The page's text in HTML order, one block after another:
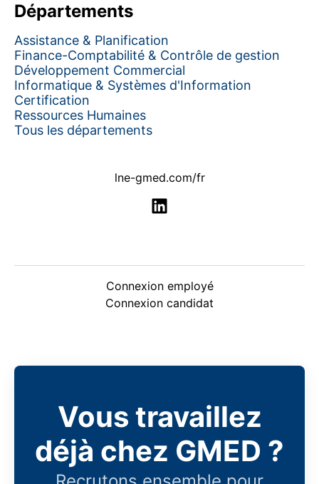
Départements
Assistance & Planification
Finance-Comptabilité & Contrôle de gestion
Développement Commercial
Informatique & Systèmes d'Information
Certification
Ressources Humaines
Tous les départements
lne-gmed.com/fr
Connexion employé
Connexion candidat
Vous travaillez
déjà chez GMED ?